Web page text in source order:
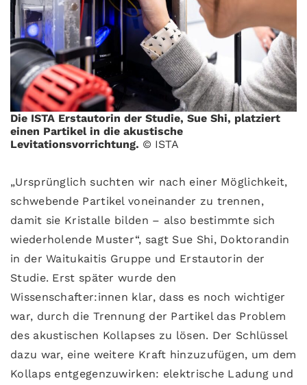
Die ISTA Erstautorin der Studie, Sue Shi, platziert
einen Partikel in die akustische
Levitationsvorrichtung. © ISTA
„Ursprünglich suchten wir nach einer Möglichkeit,
schwebende Partikel voneinander zu trennen,
damit sie Kristalle bilden – also bestimmte sich
wiederholende Muster“, sagt Sue Shi, Doktorandin
in der Waitukaitis Gruppe und Erstautorin der
Studie. Erst später wurde den
Wissenschafter:innen klar, dass es noch wichtiger
war, durch die Trennung der Partikel das Problem
des akustischen Kollapses zu lösen. Der Schlüssel
dazu war, eine weitere Kraft hinzuzufügen, um dem
Kollaps entgegenzuwirken: elektrische Ladung und